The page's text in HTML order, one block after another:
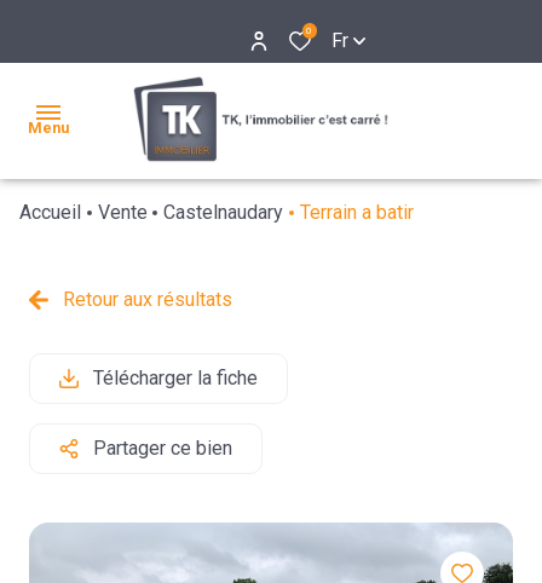
0 Fr
Menu
acheter
bien
vente
bien à
location
gestion
copropriétés
nos
légales
honoraires
Accueil Vente Castelnaudary Terrain a batir
Retour aux résultats
Télécharger la fiche
Partager ce bien